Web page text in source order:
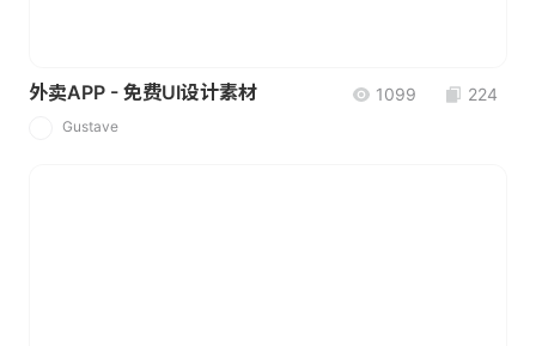
外卖APP - 免费UI设计素材 1099 224
Gustave